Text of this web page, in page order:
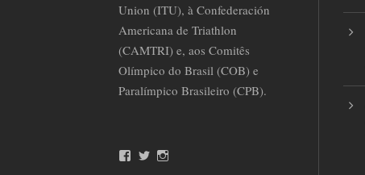
Union (ITU), à Confederación
Americana de Triathlon
(CAMTRI) e, aos Comitês
Olímpico do Brasil (COB) e
Paralímpico Brasileiro (CPB).
T